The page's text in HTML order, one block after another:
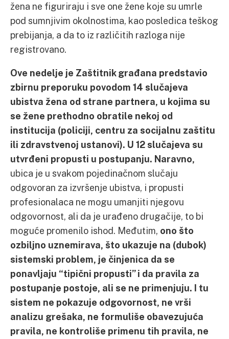
žena ne figuriraju i sve one žene koje su umrle
pod sumnjivim okolnostima, kao posledica teškog
prebijanja, a da to iz različitih razloga nije
registrovano.
Ove nedelje je Zaštitnik građana predstavio
zbirnu preporuku povodom 14 slučajeva
ubistva žena od strane partnera, u kojima su
se žene prethodno obratile nekoj od
institucija (policiji, centru za socijalnu zaštitu
ili zdravstvenoj ustanovi). U 12 slučajeva su
utvrđeni propusti u postupanju. Naravno,
ubica je u svakom pojedinačnom slučaju
odgovoran za izvršenje ubistva, i propusti
profesionalaca ne mogu umanjiti njegovu
odgovornost, ali da je urađeno drugačije, to bi
moguće promenilo ishod. Međutim, ono što
ozbiljno uznemirava, što ukazuje na (dubok)
sistemski problem, je činjenica da se
ponavljaju “tipični propusti” i da pravila za
postupanje postoje, ali se ne primenjuju. I tu
sistem ne pokazuje odgovornost, ne vrši
analizu grešaka, ne formuliše obavezujuća
pravila, ne kontroliše primenu tih pravila, ne